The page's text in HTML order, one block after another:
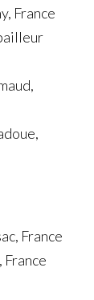
France
France
France